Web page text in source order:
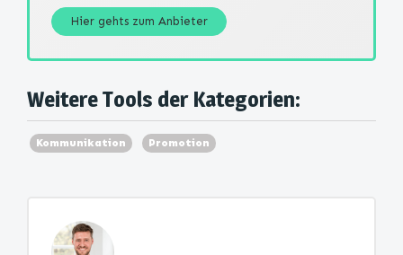
Hier gehts zum Anbieter
Weitere Tools der Kategorien:
Kommunikation Promotion